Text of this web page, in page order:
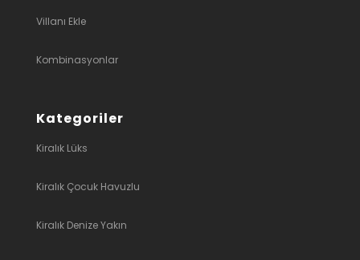
Villanı Ekle
Kombinasyonlar
Kategoriler
Kiralık Lüks
Kiralık Çocuk Havuzlu
Kiralık Denize Yakın